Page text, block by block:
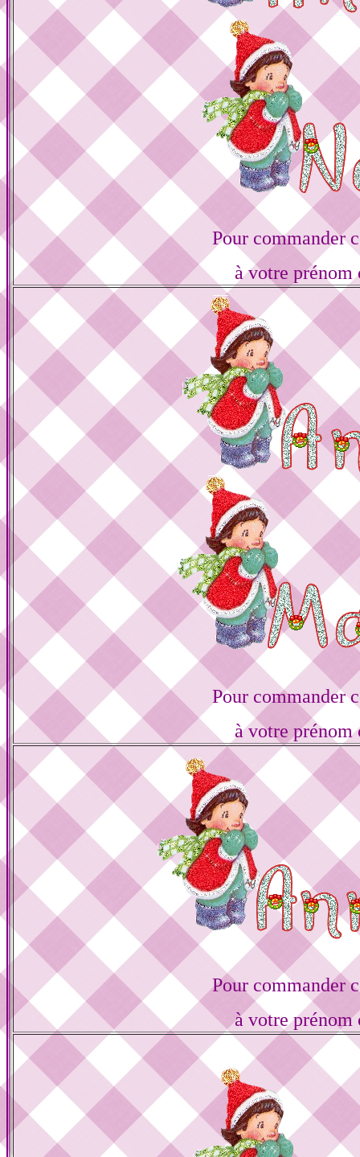
Pour commander
à votre prénom
Pour commander
à votre prénom
Pour commander
à votre prénom